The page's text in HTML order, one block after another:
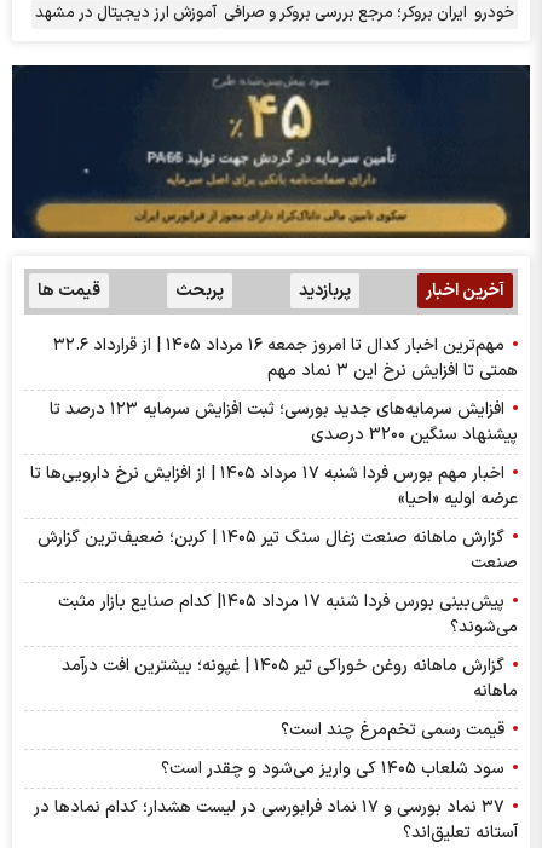
خودرو ایران بروکر؛ مرجع بررسی بروکر و صرافی آموزش ارز دیجیتال در مشهد
آخرین اخبار پربازدید پربحث قیمت ها
مهم‌ترین اخبار کدال تا امروز جمعه ۱۶ مرداد ۱۴۰۵ | از قرارداد ۳۲.۶
همتی تا افزایش نرخ این ۳ نماد مهم
افزایش سرمایه‌های جدید بورسی؛ ثبت افزایش سرمایه ۱۲۳ درصد تا
پیشنهاد‌ سنگین ۳۲۰۰ درصدی
اخبار مهم بورس فردا شنبه ۱۷ مرداد ۱۴۰۵ | از افزایش نرخ دارویی‌ها تا
عرضه اولیه «احیا»
گزارش ماهانه صنعت زغال سنگ تیر ۱۴۰۵ | کربن؛ ضعیف‌ترین گزارش
صنعت
پیش‌بینی بورس فردا شنبه ۱۷ مرداد ۱۴۰۵| کدام صنایع بازار مثبت
می‌شوند؟
گزارش ماهانه روغن خوراکی تیر ۱۴۰۵ | غپونه؛ بیشترین افت درآمد
ماهانه
قیمت رسمی تخم‌مرغ چند است؟
سود شلعاب ۱۴۰۵ کی واریز می‌شود و چقدر است؟
۳۷ نماد بورسی و ۱۷ نماد فرابورسی در لیست هشدار؛ کدام نماد‌ها در
آستانه تعلیق‌اند؟